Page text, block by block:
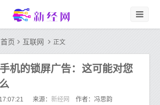
首页 互联网 正文
机的锁屏广告：这可能对您
来源： 新经网 作者：冯思韵